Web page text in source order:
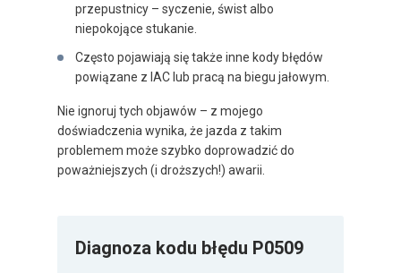
przepustnicy – syczenie, świst albo
niepokojące stukanie.
Często pojawiają się także inne kody błędów
powiązane z IAC lub pracą na biegu jałowym.
Nie ignoruj tych objawów – z mojego
doświadczenia wynika, że jazda z takim
problemem może szybko doprowadzić do
poważniejszych (i droższych!) awarii.
Diagnoza kodu błędu P0509